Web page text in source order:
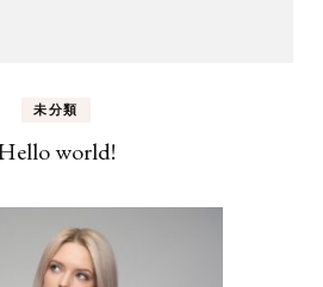
未分類
world!